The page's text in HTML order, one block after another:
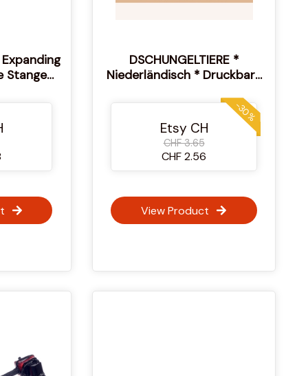
Stange
DSCHUNGELTIERE *
Niederländisch * Druckbare
Montessori Karte *
Nomenklatur
Etsy CH
CHF 3.65
CHF 2.56
-30%
View Product